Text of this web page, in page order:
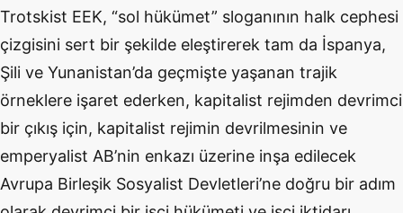
Trotskist EEK, “sol hükümet” sloganının halk cephesi
çizgisini sert bir şekilde eleştirerek tam da İspanya,
Şili ve Yunanistan’da geçmişte yaşanan trajik
örneklere işaret ederken, kapitalist rejimden devrimci
bir çıkış için, kapitalist rejimin devrilmesinin ve
emperyalist AB’nin enkazı üzerine inşa edilecek
Avrupa Birleşik Sosyalist Devletleri’ne doğru bir adım